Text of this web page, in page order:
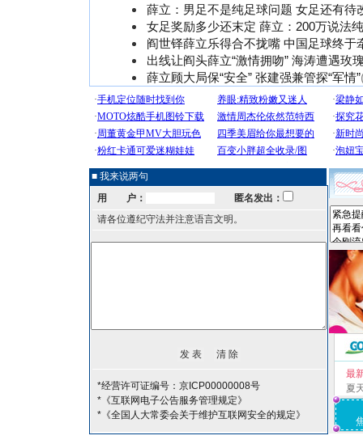
薛立：男足不是纯足球问题 女足还有待
女足奖励多少还末定 薛立：200万说法
阎世铎薛立乐得合不拢嘴 中国足球终于
出线让阎头薛立“激情拥吻” 海涛遭遇玫
薛立顾大局保“安全” 张建强兼管探“军情”
■ 我来说两句
用 户：
匿名发出：
请各位遵纪守法并注意语言文明。
*经营许可证编号：京ICP00000008号
*《互联网电子公告服务管理规定》
*《全国人大常委会关于维护互联网安全的规定》
最
夏